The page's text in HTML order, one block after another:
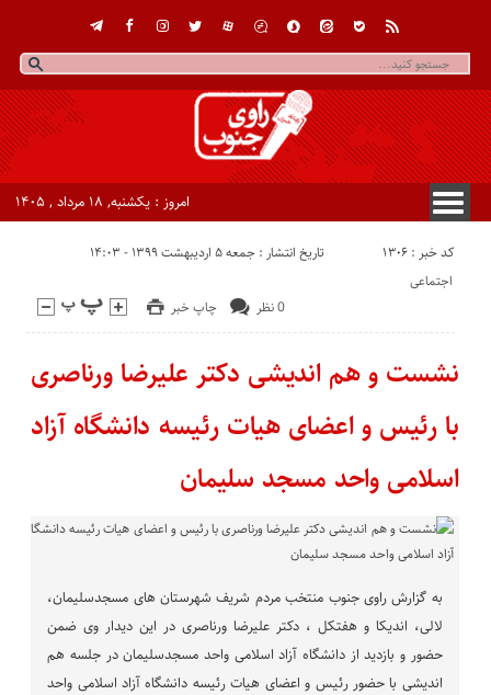
امروز : یکشنبه, ۱۸ مرداد , ۱۴۰۵
کد خبر : 1306 تاریخ انتشار : جمعه ۵ اردیبهشت ۱۳۹۹ - ۱۴:۰۳
چاپ خبر 0 نظر
اجتماعی
نشست و هم اندیشی دکتر علیرضا ورناصری
با رئیس و اعضای هیات رئیسه دانشگاه آزاد
اسلامی واحد مسجد سلیمان
به گزارش راوی جنوب منتخب مردم شریف شهرستان های مسجدسلیمان،
لالی، اندیکا و هفتکل ، دکتر علیرضا ورناصری در این دیدار وی ضمن
حضور و بازدید از دانشگاه آزاد اسلامی واحد مسجدسلیمان در جلسه هم
اندیشی با حضور رئیس و اعضای هیات رئیسه دانشگاه آزاد اسلامی واحد